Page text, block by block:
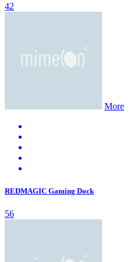
42
More
REDMAGIC Gaming Dock
56